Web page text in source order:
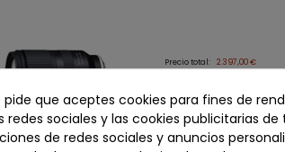
Precio total: 2.397,00 €
que aceptes cookies para fines de
redes sociales y las cookies publicitarias
de redes sociales y anuncios